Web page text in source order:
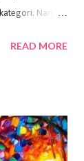
Namun,
READ MORE